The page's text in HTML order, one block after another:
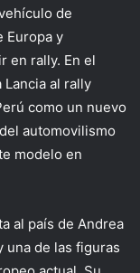
de
Europa y
en rally. En el
Lancia al rally
como un nuevo
automovilismo
modelo en
al país de Andrea
una de las figuras